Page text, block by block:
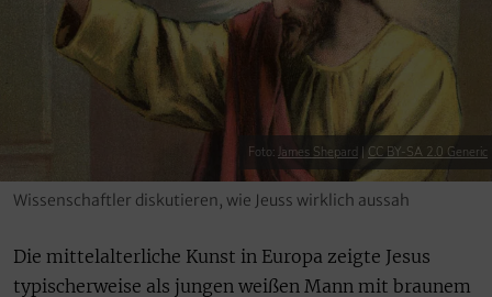
Foto: James Shepard CC BY-SA 2.0 Generic
Wissenschaftler diskutieren, wie Jeuss wirklich aussah
Die mittelalterliche Kunst in Europa zeigte Jesus
typischerweise als jungen weißen Mann mit braunem